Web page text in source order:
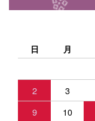
日 月
2
3
9
10